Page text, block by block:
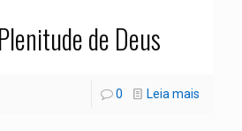
de Deus
0 Leia mais